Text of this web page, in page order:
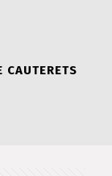
CAUTERETS